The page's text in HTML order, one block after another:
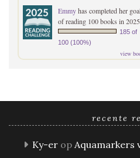
Emmyhas completed her
of reading 100 books in
185 of
100 (100%)
view
recente
Ky-er op Aquamarkers